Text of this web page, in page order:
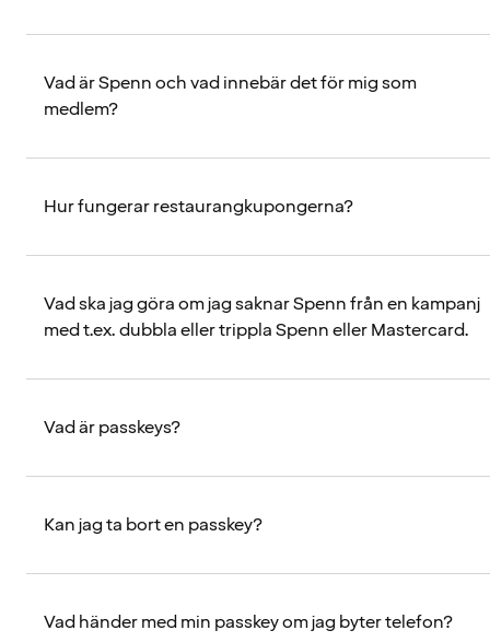
Vad är Spenn och vad innebär det för mig som
medlem?
Hur fungerar restaurangkupongerna?
Vad ska jag göra om jag saknar Spenn från en kampanj
med t.ex. dubbla eller trippla Spenn eller Mastercard.
Vad är passkeys?
Kan jag ta bort en passkey?
Vad händer med min passkey om jag byter telefon?